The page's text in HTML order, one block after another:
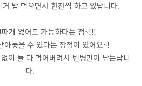
밥 먹으면서 한잔씩 하고 있답니다.
개 없어도 가능하다는 점~!!!
아놓을 수 있다는 장점이 있어요~!
이 늘 다 먹어버려서 빈병만이 남는답니
다.